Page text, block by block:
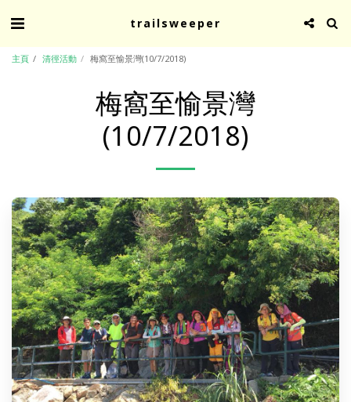
trailsweeper
主頁 清徑活動 梅窩至愉景灣(10/7/2018)
梅窩至愉景灣
(10/7/2018)